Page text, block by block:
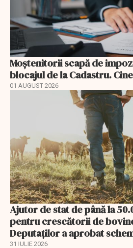
Moștenitorii scapă de
blocajul de la Cadastru.
01 AUGUST 2026
Ajutor de stat de până la
pentru crescătorii de
Deputaților a aprobat
31 IULIE 2026